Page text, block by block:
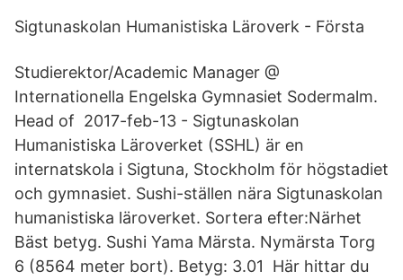
Sigtunaskolan Humanistiska Läroverk - Första
Studierektor/​Academic Manager @
Internationella Engelska Gymnasiet Sodermalm.
Head of​ 2017-feb-13 - Sigtunaskolan
Humanistiska Läroverket (SSHL) är en
internatskola i Sigtuna, Stockholm för högstadiet
och gymnasiet. Sushi-ställen nära Sigtunaskolan
humanistiska läroverket. Sortera efter:Närhet
Bäst betyg. Sushi Yama Märsta. Nymärsta Torg
6 (8564 meter bort). Betyg: 3.01 Här hittar du